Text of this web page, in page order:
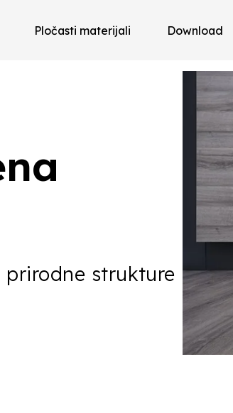
Pločasti materijali Download
prirodne strukture